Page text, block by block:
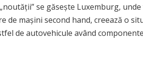
se găsește Luxemburg, unde
mașini second hand, creează o
de autovehicule având